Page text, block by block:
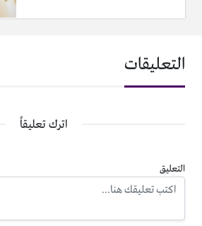
التعليقات
اترك تعليقاً
التعليق